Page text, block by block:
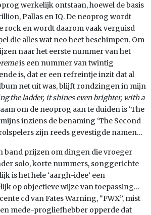
werkelijk ontstaan, hoewel de basis
Pallas en IQ. De neoprog wordt
rock en wordt daarom vaak verguisd
die alles wat neo heet beschimpen. Om
naar het eerste nummer van het
is een nummer van twintig
is, dat er een refreintje inzit dat al
net uit was, blijft rondzingen in mijn
the ladder, it shines even brighter, with a
om de neoprog aan te duiden is ‘The
inziens de benaming ‘The Second
zijn reeds gevestigde namen…
band prijzen om dingen die vroeger
solo, korte nummers, songgerichte
is het hele ‘aargh-idee’ een
op objectieve wijze van toepassing…
cd van Fates Warning, “FWX”, mist
mede-progliefhebber opperde dat